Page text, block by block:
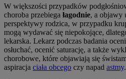
W większości przypadków
choroba przebiega łagodnie, a objawy
perspektywy rodzica, w przypadku
mogą wydawać się niepokojące,
lekarska. Lekarz podczas badania
osłuchać, ocenić saturację, a także
chorobowe, które objawiają się
aspiracja ciała obcego czy napad astmy.